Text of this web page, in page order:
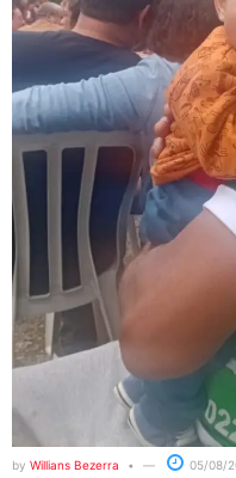
by Willians Bezerra 05/08/